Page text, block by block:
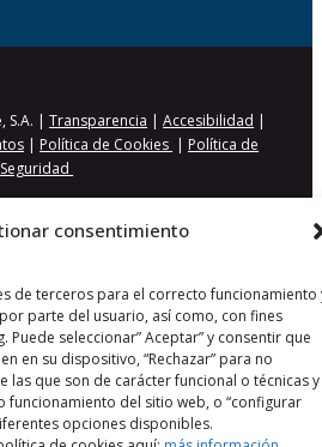
consentimiento
de terceros para el correcto funcionamiento
parte del usuario, así como, con fines
Puede seleccionar” Aceptar” y consentir que
en su dispositivo, “Rechazar” para no
las que son de carácter funcional o técnicas y
funcionamiento del sitio web, o “configurar
opciones disponibles.
S.A. |Transparencia |Accesibilidad |
| Política de Cookies | Política de
Seguridad